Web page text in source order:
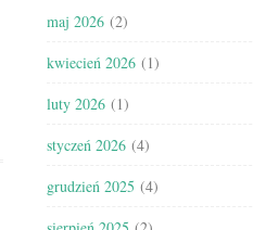
maj 2026 (2)
kwiecień 2026 (1)
luty 2026 (1)
styczeń 2026 (4)
grudzień 2025 (4)